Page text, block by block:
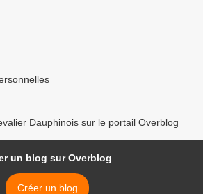
Dauphinois sur le portail Overblog
un blog sur Overblog
Créer un blog